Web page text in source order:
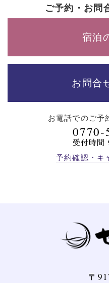
ご予約・お問
宿泊
お問合
お電話でのご予
0770-
受付時間
予約確認・キ
〒